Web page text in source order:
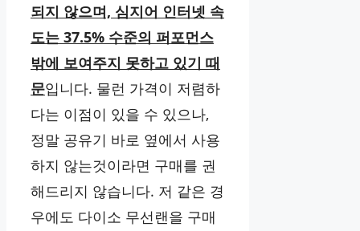
되지 않으며, 심지어 인터넷 속
도는 37.5% 수준의 퍼포먼스
밖에 보여주지 못하고 있기 때
문입니다. 물런 가격이 저렴하
다는 이점이 있을 수 있으나,
정말 공유기 바로 옆에서 사용
하지 않는것이라면 구매를 권
해드리지 않습니다. 저 같은 경
우에도 다이소 무선랜을 구매